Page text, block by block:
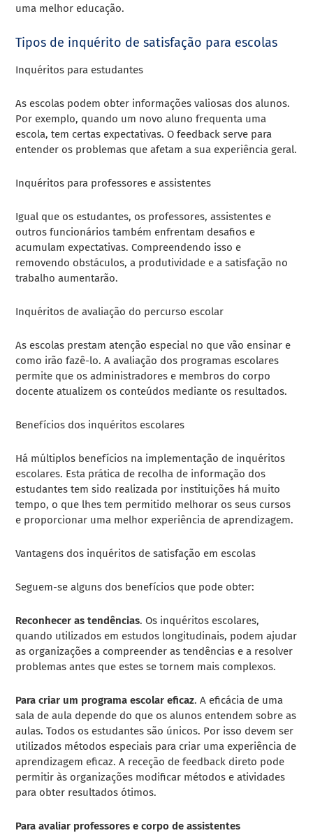
uma melhor educação.
Tipos de inquérito de satisfação para escolas
Inquéritos para estudantes
As escolas podem obter informações valiosas dos alunos.
Por exemplo, quando um novo aluno frequenta uma
escola, tem certas expectativas. O feedback serve para
entender os problemas que afetam a sua experiência geral.
Inquéritos para professores e assistentes
Igual que os estudantes, os professores, assistentes e
outros funcionários também enfrentam desafios e
acumulam expectativas. Compreendendo isso e
removendo obstáculos, a produtividade e a satisfação no
trabalho aumentarão.
Inquéritos de avaliação do percurso escolar
As escolas prestam atenção especial no que vão ensinar e
como irão fazê-lo. A avaliação dos programas escolares
permite que os administradores e membros do corpo
docente atualizem os conteúdos mediante os resultados.
Benefícios dos inquéritos escolares
Há múltiplos benefícios na implementação de inquéritos
escolares. Esta prática de recolha de informação dos
estudantes tem sido realizada por instituições há muito
tempo, o que lhes tem permitido melhorar os seus cursos
e proporcionar uma melhor experiência de aprendizagem.
Vantagens dos inquéritos de satisfação em escolas
Seguem-se alguns dos benefícios que pode obter:
Reconhecer as tendências. Os inquéritos escolares,
quando utilizados em estudos longitudinais, podem ajudar
as organizações a compreender as tendências e a resolver
problemas antes que estes se tornem mais complexos.
Para criar um programa escolar eficaz. A eficácia de uma
sala de aula depende do que os alunos entendem sobre as
aulas. Todos os estudantes são únicos. Por isso devem ser
utilizados métodos especiais para criar uma experiência de
aprendizagem eficaz. A receção de feedback direto pode
permitir às organizações modificar métodos e atividades
para obter resultados ótimos.
Para avaliar professores e corpo de assistentes